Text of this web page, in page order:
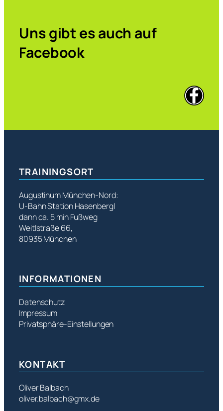
Uns gibt es auch auf
Facebook
TRAININGSORT
Augustinum München-Nord:
U-Bahn Station Hasenbergl
dann ca. 5 min Fußweg
Weitlstraße 66,
80935 München
INFORMATIONEN
Datenschutz
Impressum
Privatsphäre-Einstellungen
KONTAKT
Oliver Balbach
oliver.balbach@gmx.de